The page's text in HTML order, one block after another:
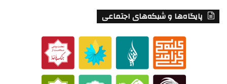
پایگاه‌ها و شبکه‌های اجتماعی